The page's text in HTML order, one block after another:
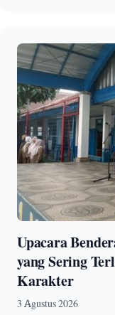
Upacara
yang Sering
Karakter
3 Agustus 2026